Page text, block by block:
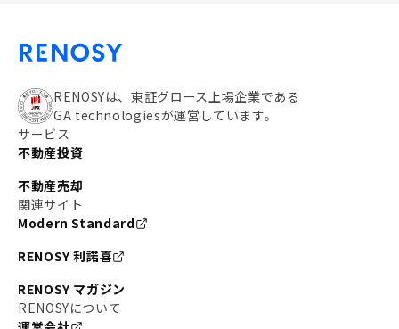
RENOSYは、東証グロース上場企業である
GA technologiesが運営しています。
サービス
不動産投資
不動産売却
関連サイト
Modern Standard
RENOSY 利諾喜
RENOSY マガジン
RENOSYについて